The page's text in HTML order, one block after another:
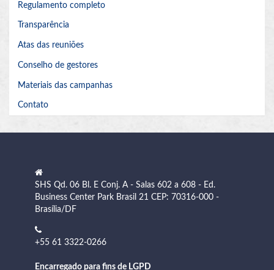
Regulamento completo
Transparência
Atas das reuniões
Conselho de gestores
Materiais das campanhas
Contato
SHS Qd. 06 Bl. E Conj. A - Salas 602 a 608 - Ed.
Business Center Park Brasil 21 CEP: 70316-000 -
Brasília/DF
+55 61 3322-0266
Encarregado para fins de LGPD